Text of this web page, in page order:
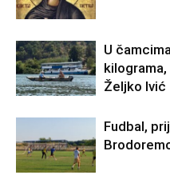
U
Željko Ivić
Fudbal,